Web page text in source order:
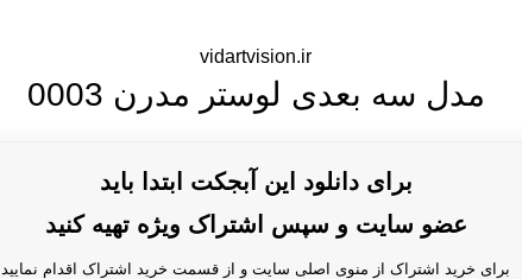
vidartvision.ir
مدل سه بعدی لوستر مدرن 0003
برای دانلود این آبجکت ابتدا باید
عضو سایت و سپس اشتراک ویژه تهیه کنید
برای خرید اشتراک از منوی اصلی سایت و از قسمت خرید اشتراک اقدام نمایید